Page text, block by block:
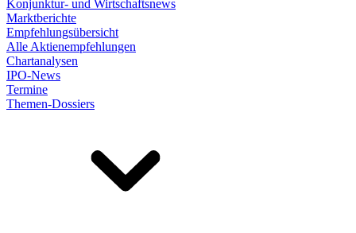
Konjunktur- und Wirtschaftsnews
Marktberichte
Empfehlungsübersicht
Alle Aktienempfehlungen
Chartanalysen
IPO-News
Termine
Themen-Dossiers